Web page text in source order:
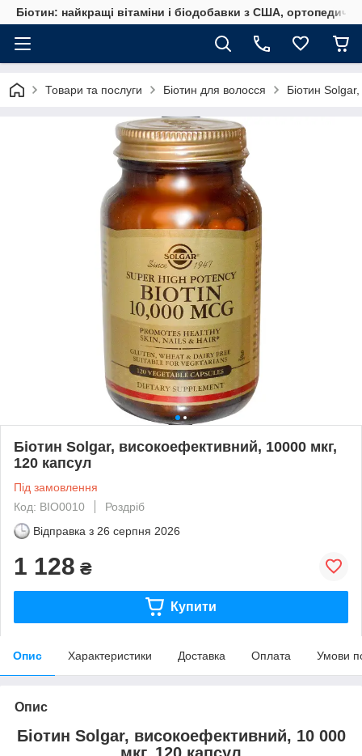
Біотин: найкращі вітаміни і біодобавки з США,
Товари та послуги Біотин для волосся Біотин
Біотин Solgar, високоефективний, 10000 мкг,
120 капсул
Під замовлення
Код: BIO0010
Роздріб
Відправка з 26 серпня 2026
1 128 ₴
Купити
Опис Характеристики Доставка Оплата Умови
Опис
Біотин Solgar, високоефективний, 10 000